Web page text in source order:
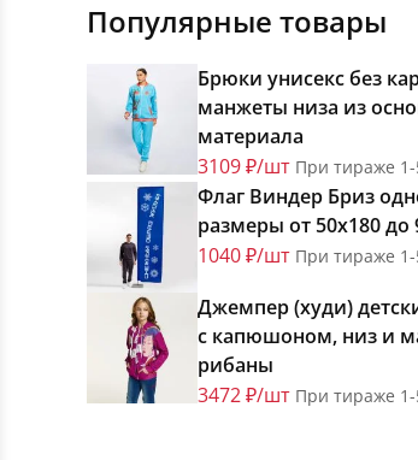
Популярные товары
Брюки унисекс без
манжеты низа из
материала
3109 ₽/шт При тираже
Флаг Виндер Бриз
размеры от 50х180 до
1040 ₽/шт При тираже
Джемпер (худи)
с капюшоном, низ и
рибаны
3472 ₽/шт При тираже